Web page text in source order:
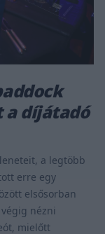
díjátadó
a legtöbb
erre egy
elsősorban
nézni
mielőtt